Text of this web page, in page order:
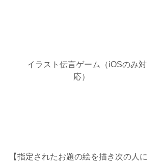
応）
【指定されたお題の絵を描き次の人に